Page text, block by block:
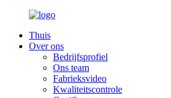
Thuis
Over ons
Bedrijfsprofiel
Ons team
Fabrieksvideo
Kwaliteitscontrole